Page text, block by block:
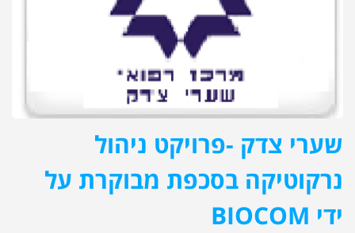
שערי צדק -פרויקט ניהול
נרקוטיקה בסכפת מבוקרת על
ידי BIOCOM